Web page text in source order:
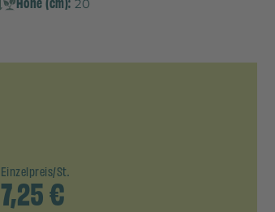
20
Einzelpreis/St.
7,25€